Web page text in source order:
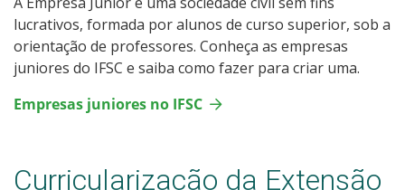
lucrativos, formada por alunos de curso superior, sob a
orientação de professores. Conheça as empresas
juniores do IFSC e saiba como fazer para criar uma.
Empresas juniores no IFSC
Curricularização da Extensão